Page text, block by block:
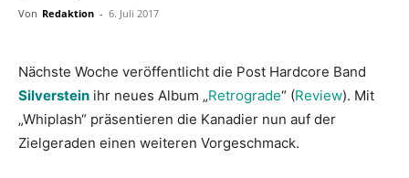
Von Redaktion - 6. Juli 2017
Nächste Woche veröffentlicht die Post Hardcore Band
Silverstein ihr neues Album „Retrograde“ (Review). Mit
„Whiplash“ präsentieren die Kanadier nun auf der
Zielgeraden einen weiteren Vorgeschmack.